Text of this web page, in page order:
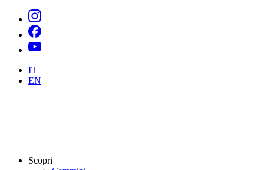
IT
EN
Scopri